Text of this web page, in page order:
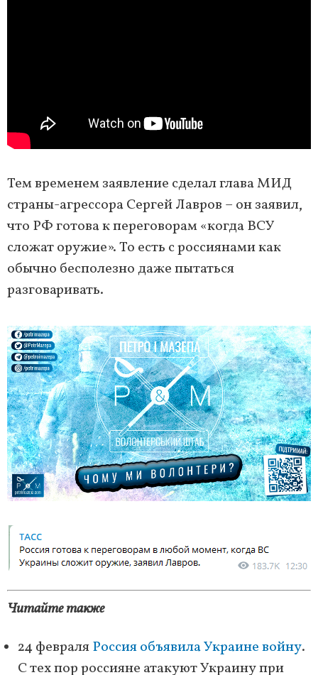
Тем временем заявление сделал глава МИД
страны-агрессора Сергей Лавров – он заявил,
что РФ готова к переговорам «когда ВСУ
сложат оружие». То есть с россиянами как
обычно бесполезно даже пытаться
разговаривать.
Читайте также
24 февраляРоссия объявила Украине войну.
С тех пор россияне атакуют Украину при